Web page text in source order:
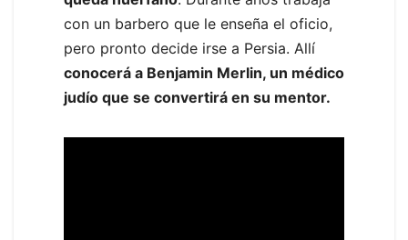
con un barbero que le enseña el oficio,
pero pronto decide irse a Persia. Allí
conocerá a Benjamin Merlin, un médico
judío que se convertirá en su mentor.